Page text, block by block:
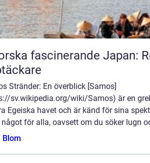
fascinerande Japan:
Stränder: En överblick [Samos]
sv.wikipedia.org/wiki/Samos) är en
Egeiska havet och är känd för sina
för alla, oavsett om du söker lugn
Blom